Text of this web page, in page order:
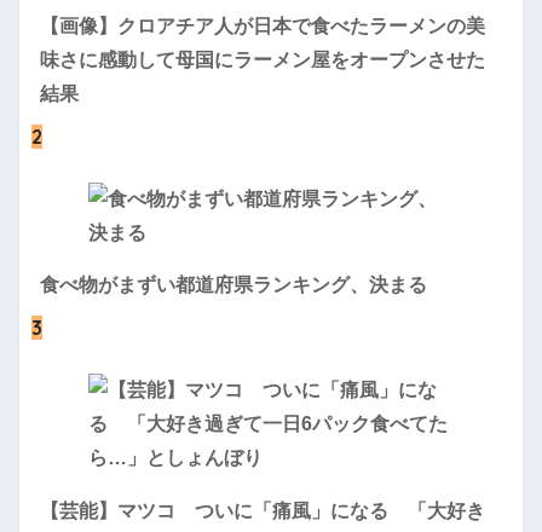
【画像】クロアチア人が日本で食べたラーメンの美
味さに感動して母国にラーメン屋をオープンさせた
結果
2
食べ物がまずい都道府県ランキング、決まる
3
【芸能】マツコ ついに「痛風」になる 「大好き